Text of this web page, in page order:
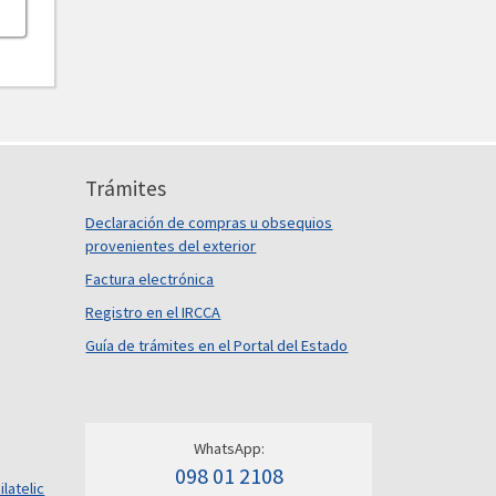
Trámites
Declaración de compras u obsequios
provenientes del exterior
Factura electrónica
Registro en el IRCCA
Guía de trámites en el Portal del Estado
WhatsApp:
098 01 2108